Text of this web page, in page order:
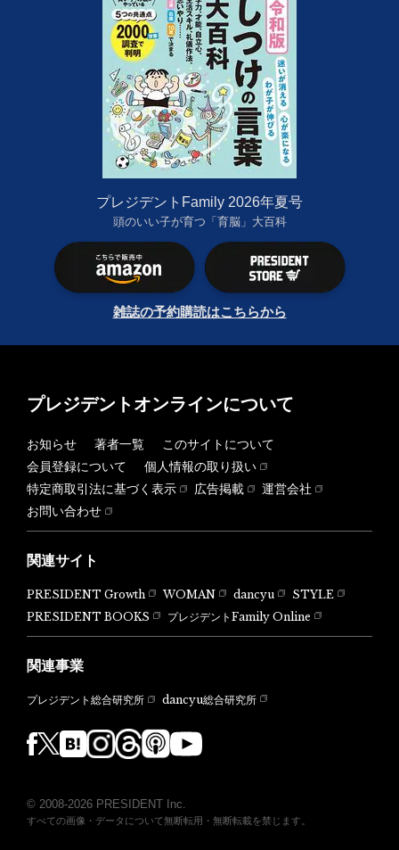
プレジデントFamily 2026年夏号
頭のいい子が育つ「育脳」大百科
雑誌の予約購読はこちらから
プレジデントオンラインについて
お知らせ 著者一覧
このサイトについて
会員登録について
個人情報の取り扱い
特定商取引法に基づく表示
広告掲載
運営会社
お問い合わせ
関連サイト
PRESIDENT Growth WOMAN dancyu
STYLE
PRESIDENT BOOKS
プレジデントFamily Online
関連事業
プレジデント総合研究所 dancyu総合研究所
© 2008-2026 PRESIDENT Inc.
すべての画像・データについて無断転用・無断転載を禁じます。